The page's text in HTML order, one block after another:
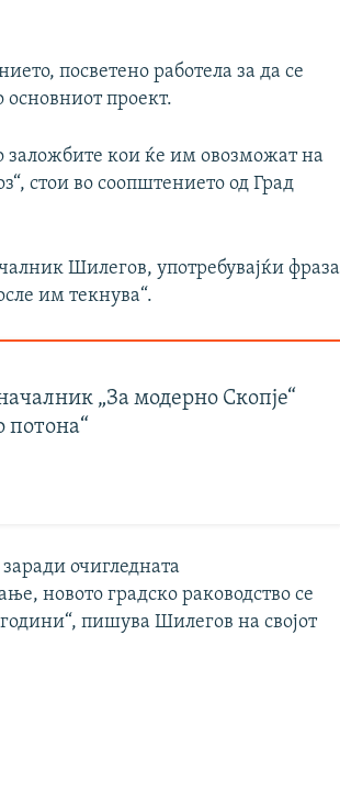
посветено работела за да се
проект.
заложбите кои ќе им овозможат на
стои во соопштението од Град
Шилегов, употребувајќи фраза
им текнува“.
„За модерно Скопје“
потона“
очигледната
новото градско раководство се
пишува Шилегов на својот